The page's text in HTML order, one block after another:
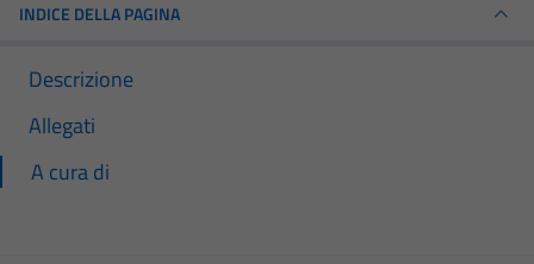
INDICE DELLA PAGINA
Descrizione
Allegati
A cura di